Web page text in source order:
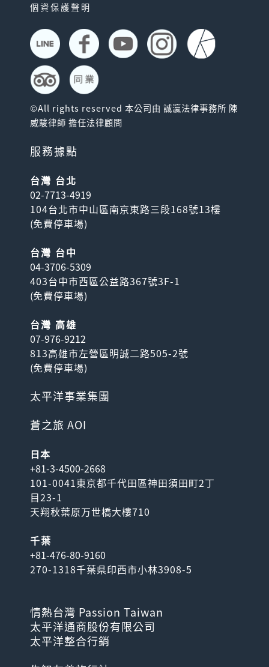
個資保護聲明
©All rights reserved 本公司由 誠瀛法律事務所 陳
威駿律師 擔任法律顧問
服務據點
台灣 台北
02-7713-4919
104台北市中山區南京東路三段168號13樓
(免費停車場)
台灣 台中
04-3706-5309
403台中市西區公益路367號3F-1
(免費停車場)
台灣 高雄
07-976-9212
813高雄市左營區明誠二路505-2號
(免費停車場)
太平洋事業集團
蒼之旅 AOI
日本
+81-3-4500-2668
101-0041東京都千代田區神田須田町2丁
目23-1
天翔秋葉原万世橋大樓710
千葉
+81-476-80-9160
270-1318千葉県印西市小林3908-5
情熱台灣 Passion Taiwan
太平洋通商股份有限公司
太平洋整合行銷